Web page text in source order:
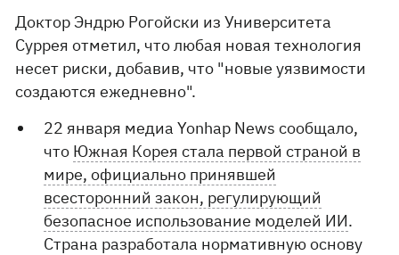
Доктор Эндрю Рогойски из Университета
Суррея отметил, что любая новая технология
несет риски, добавив, что "новые уязвимости
создаются ежедневно".
22 января медиа Yonhap News сообщало,
что Южная Корея стала первой страной в
мире, официально принявшей
всесторонний закон, регулирующий
безопасное использование моделей ИИ.
Страна разработала нормативную основу